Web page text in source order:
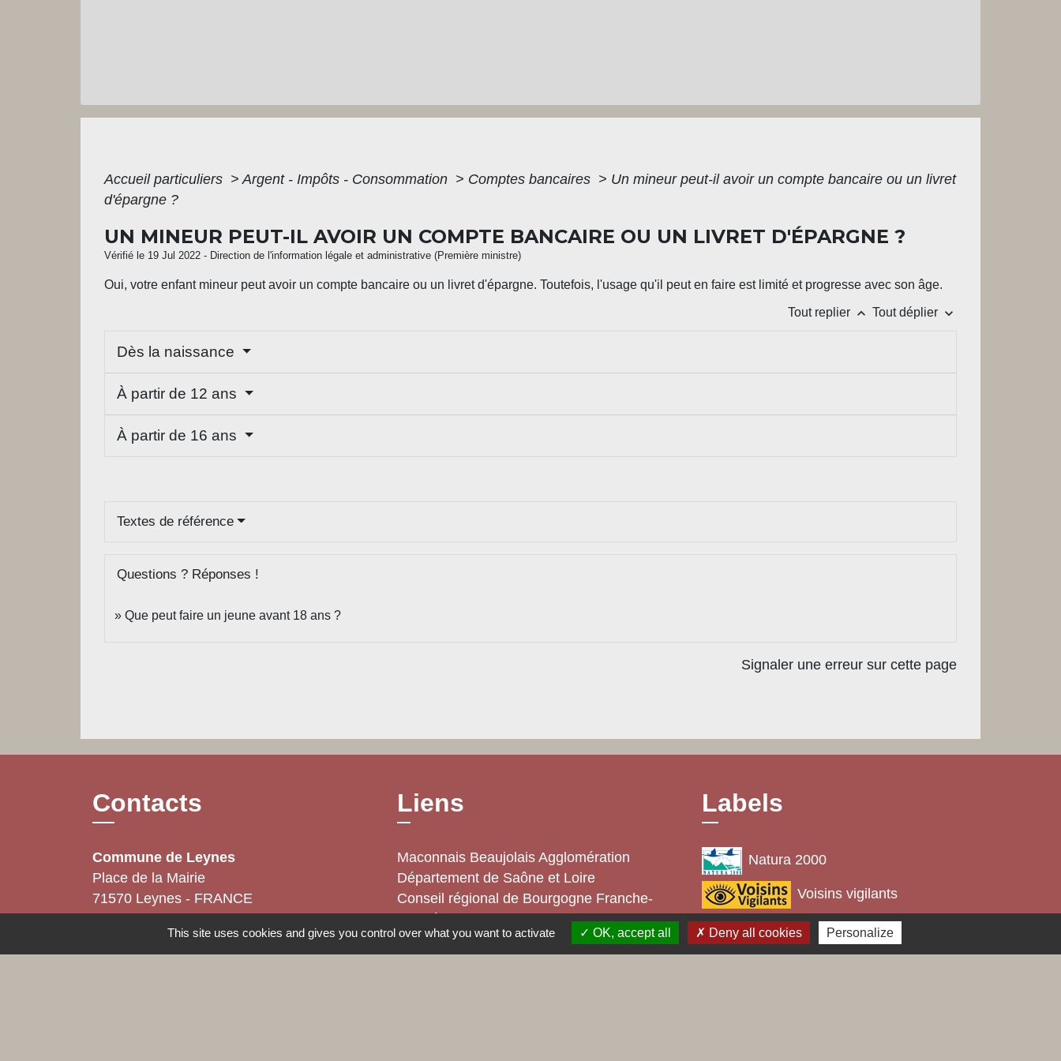
Accueil particuliers > Argent - Impôts - Consommation > Comptes bancaires > Un mineur peut-il avoir un compte bancaire ou un livret
d'épargne ?
UN MINEUR PEUT-IL AVOIR UN COMPTE BANCAIRE OU UN LIVRET D'ÉPARGNE ?
Vérifié le 19 Jul 2022 - Direction de l'information légale et administrative (Première ministre)
Oui, votre enfant mineur peut avoir un compte bancaire ou un livret d'épargne. Toutefois, l'usage qu'il peut en faire est limité et progresse avec son âge.
Tout replier keyboard_arrow_up Tout déplier keyboard_arrow_down
Dès la naissance
À partir de 12 ans
À partir de 16 ans
Textes de référence
Questions ? Réponses !
Que peut faire un jeune avant 18 ans ?
Signaler une erreur sur cette page
Contacts
Commune de Leynes
Place de la Mairie
71570 Leynes - FRANCE
Contact par formulaire
Liens
Maconnais Beaujolais Agglomération
Département de Saône et Loire
Conseil régional de Bourgogne Franche-
Préfecture de Saône et Loire
Labels
Natura 2000
Voisins vigilants
Villes et villages fleuris
This site uses cookies and gives you control over what you want to activate OK, accept all Deny all cookies Personalize